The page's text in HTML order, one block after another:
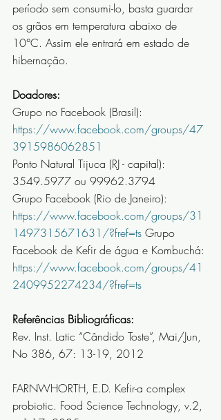
período sem consumi-lo, basta guardar
os grãos em temperatura abaixo de
10°C. Assim ele entrará em estado de
hibernação.
Doadores:
Grupo no Facebook (Brasil):
https://www.facebook.com/groups/47
3915986062851
Ponto Natural Tijuca (RJ - capital):
3549.5977 ou 99962.3794
Grupo Facebook (Rio de Janeiro):
https://www.facebook.com/groups/31
1497315671631/?fref=ts Grupo
Facebook de Kefir de água e Kombuchá:
https://www.facebook.com/groups/41
2409952274234/?fref=ts
Referências Bibliográficas:
Rev. Inst. Latic “Cândido Toste”, Mai/Jun,
No 386, 67: 13-19, 2012
FARNWHORTH, E.D. Kefir-a complex
probiotic. Food Science Technology, v.2,